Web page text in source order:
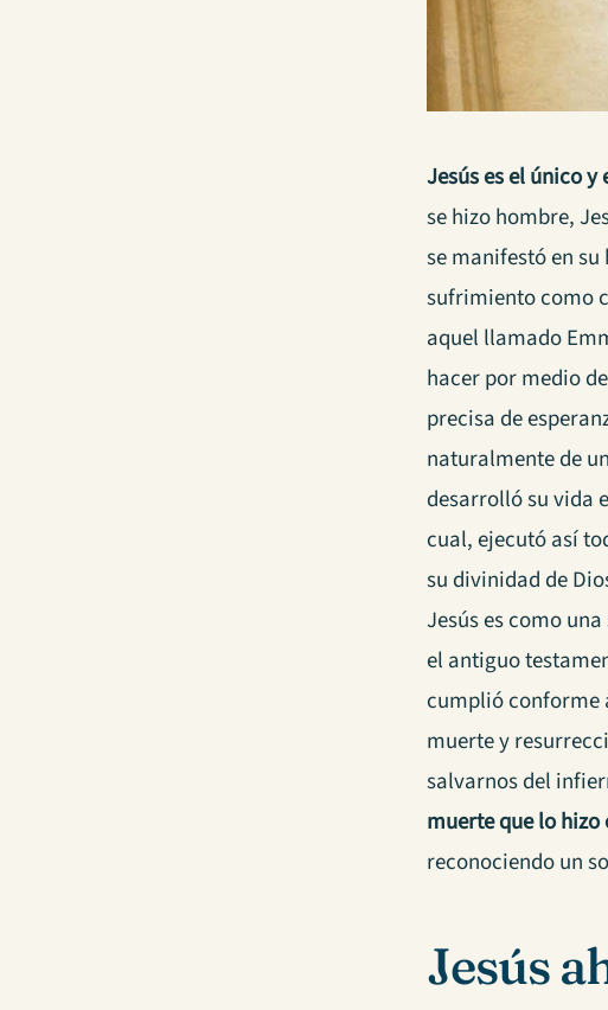
Jesús es el único y
se hizo hombre,
se manifestó en
sufrimiento como
aquel llamado
hacer por medio
precisa de
naturalmente de
desarrolló su vida
cual, ejecutó así
su divinidad de
Jesús es como
el antiguo
cumplió conforme
muerte y
salvarnos del
muerte que lo
reconociendo un
Jesús